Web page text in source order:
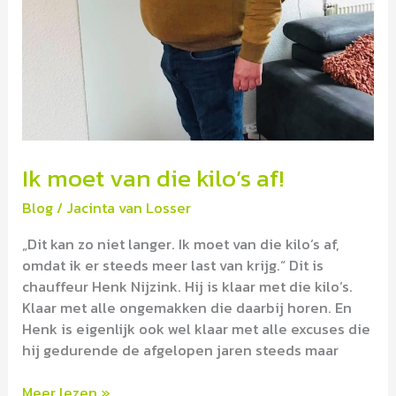
Ik moet van die kilo’s af!
Blog/ Jacinta van Losser
„Dit kan zo niet langer. Ik moet van die kilo‘s af,
omdat ik er steeds meer last van krijg.“ Dit is
chauffeur Henk Nijzink. Hij is klaar met die kilo‘s.
Klaar met alle ongemakken die daarbij horen. En
Henk is eigenlijk ook wel klaar met alle excuses die
hij gedurende de afgelopen jaren steeds maar